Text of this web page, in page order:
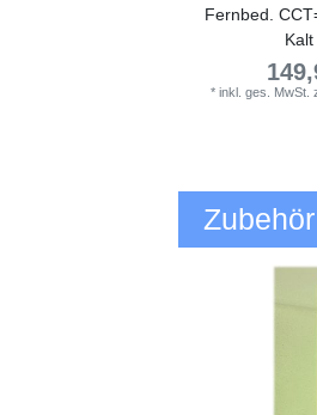
Fernbed.
*inkl. ges. MwSt.
Zubehör